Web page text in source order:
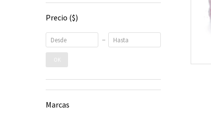
Precio ($)
OK
Marcas